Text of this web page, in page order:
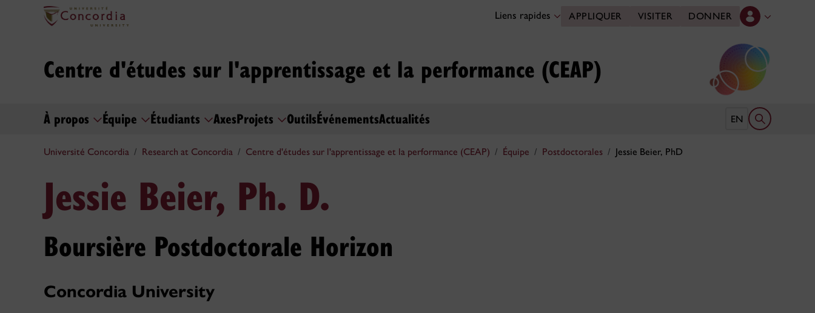
Liens rapides APPLIQUER VISITER DONNER
Centre d'études sur l'apprentissage et la performance (CEAP)
À propos Équipe Étudiants AxesProjets OutilsÉvénementsActualités EN Ouvrir le
Université Concordia Research at Concordia Centre d'études sur l'apprentissage et la performance (CEAP) Équipe Postdoctorales Jessie Beier, PhD
Jessie Beier, Ph. D.
Boursière Postdoctorale Horizon
Concordia University